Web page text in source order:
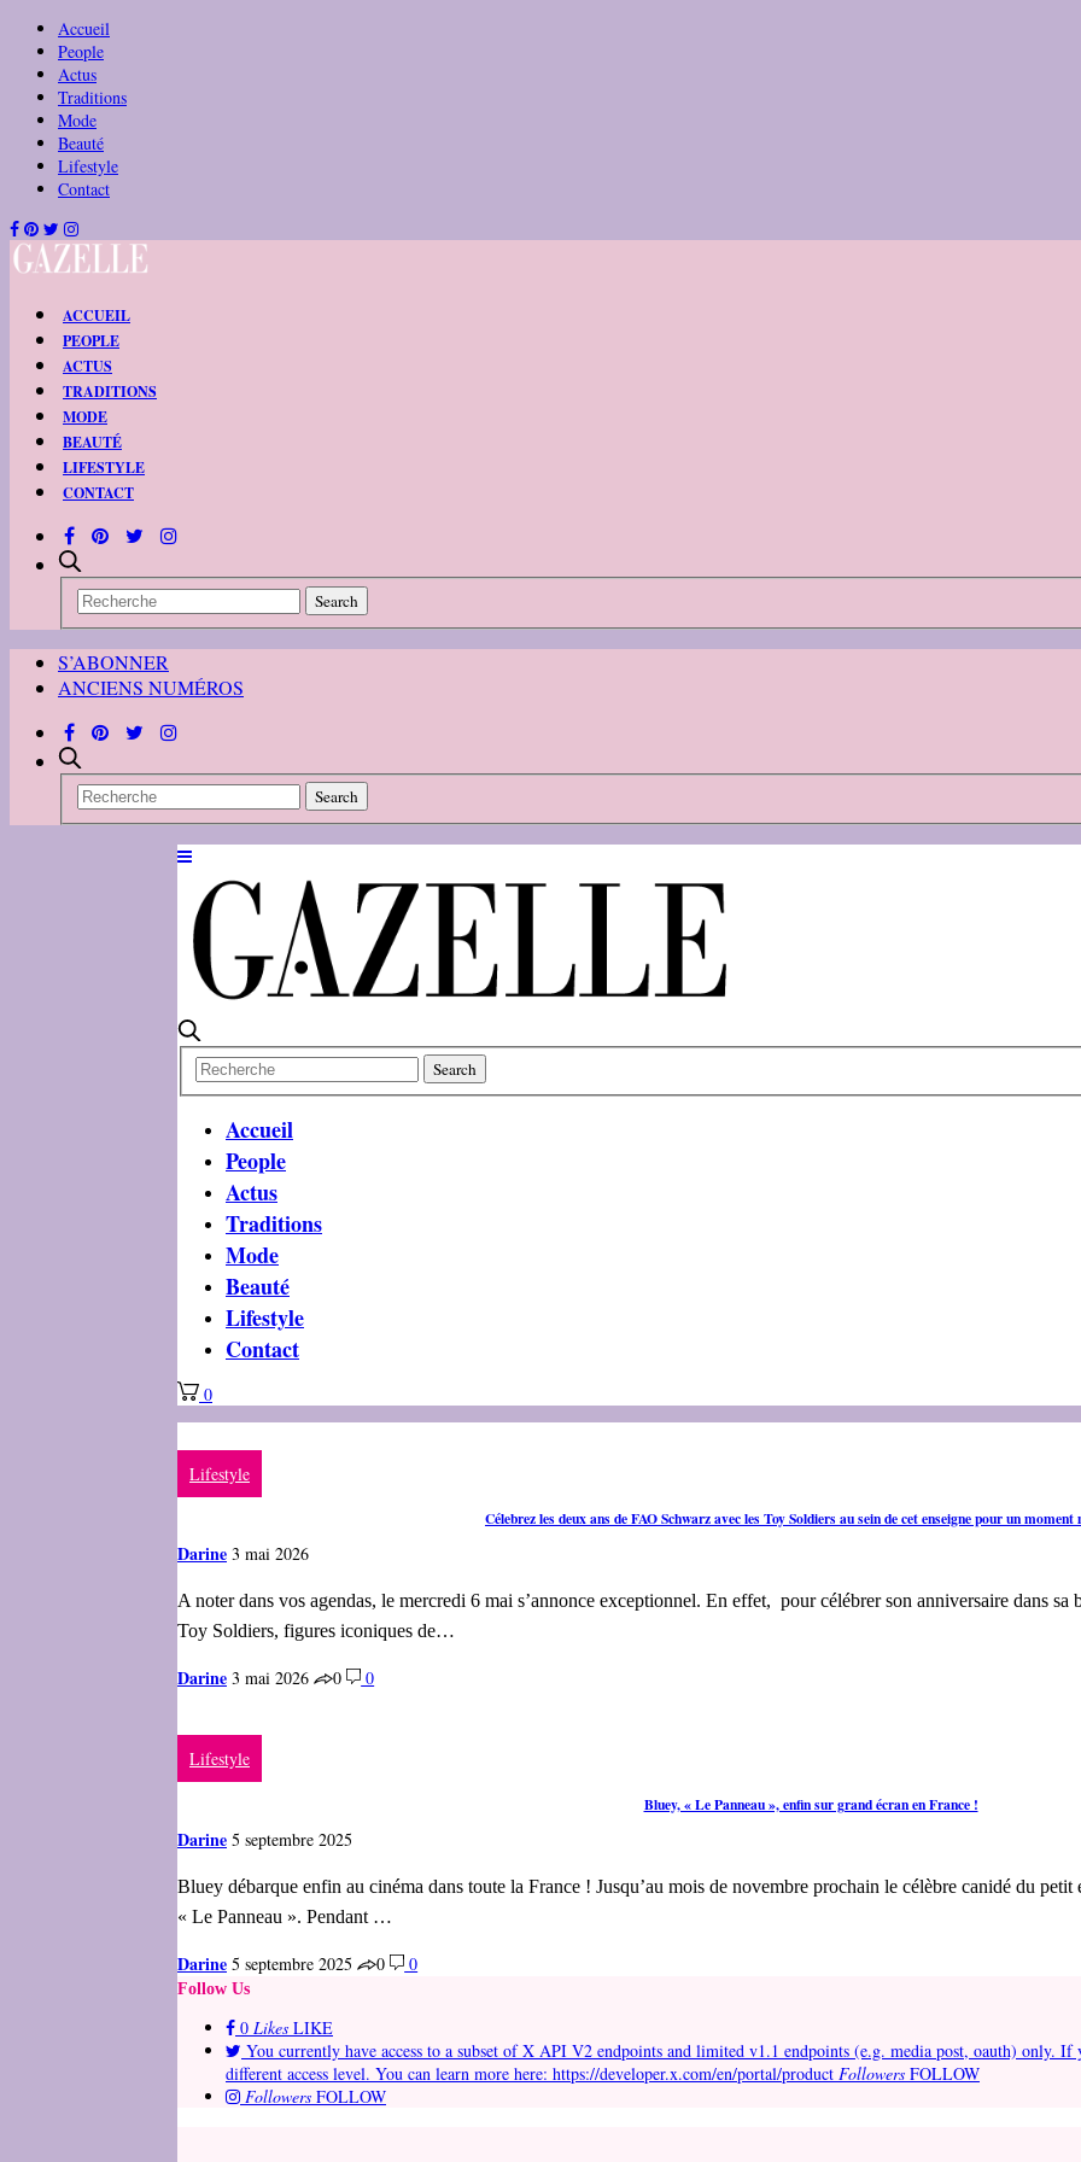
Accueil
People
Actus
Traditions
Mode
Beauté
Lifestyle
Contact
ACCUEIL
PEOPLE
ACTUS
TRADITIONS
MODE
BEAUTÉ
LIFESTYLE
CONTACT
S’ABONNER
ANCIENS NUMÉROS
Accueil
People
Actus
Traditions
Mode
Beauté
Lifestyle
Contact
0
Lifestyle
Célebrez les deux ans de FAO Schwarz avec les Toy Soldiers au sein de cet enseigne pour un moment
Darine 3 mai 2026
A noter dans vos agendas, le mercredi 6 mai s’annonce exceptionnel. En effet, pour célébrer son anniversaire dans
Toy Soldiers, figures iconiques de…
Darine 3 mai 2026 0 0
Lifestyle
Bluey, « Le Panneau », enfin sur grand écran en France !
Darine 5 septembre 2025
Bluey débarque enfin au cinéma dans toute la France ! Jusqu’au mois de novembre prochain le célèbre canidé du petit
« Le Panneau ». Pendant …
Darine 5 septembre 2025 0 0
Follow Us
0 Likes LIKE
You currently have access to a subset of X API V2 endpoints and limited v1.1 endpoints (e.g. media post, oauth) only. If
different access level. You can learn more here: https://developer.x.com/en/portal/product Followers FOLLOW
Followers FOLLOW